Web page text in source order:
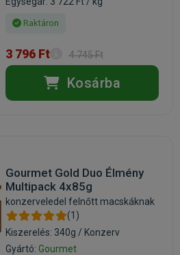
Raktáron
3 796 Ft 4 745 Ft
Kosárba
Gourmet Gold Duo Élmény
Multipack 4x85g
konzerveledel felnőtt macskáknak
(1)
Kiszerelés: 340g / Konzerv
Gyártó: Gourmet